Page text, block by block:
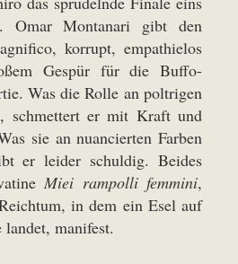
Omar Montanari gibt den
korrupt, empathielos
Gespür für die Buffo-
Was die Rolle an poltrigen
schmettert er mit Kraft und
sie an nuancierten Farben
er leider schuldig. Beides
Miei rampolli femmini,
in dem ein Esel auf
manifest.